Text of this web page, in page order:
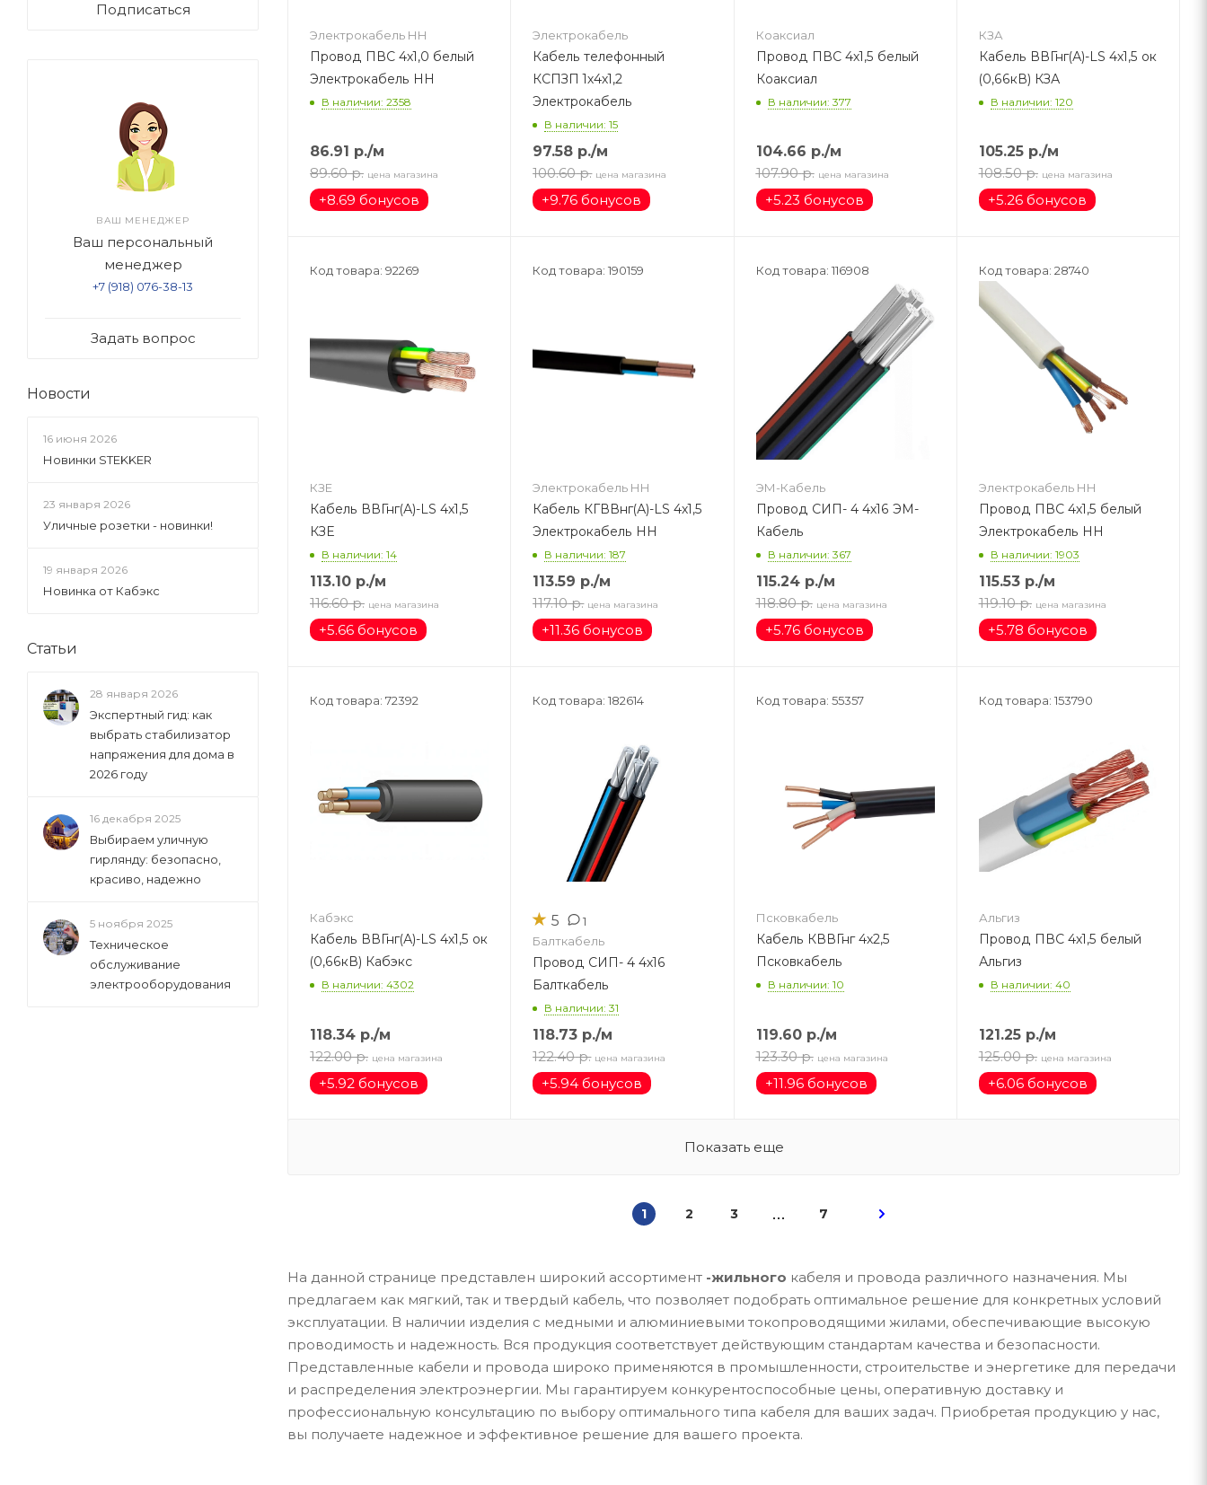
Электрокабель НН
Провод ПВС 4х1,0 белый
Электрокабель НН
В наличии: 2358
86.91 р./м
89.60 р. цена магазина
+8.69 бонусов
Электрокабель
Кабель телефонный
КСПЗП 1х4х1,2
Электрокабель
В наличии: 15
97.58 р./м
100.60 р. цена магазина
+9.76 бонусов
Коаксиал
Провод ПВС 4х1,5 белый
Коаксиал
В наличии: 377
104.66 р./м
107.90 р. цена магазина
+5.23 бонусов
КЗА
Кабель ВВГнг(А)-LS 4х1,5 ок
(0,66кВ) КЗА
В наличии: 120
105.25р./м
108.50 р. цена магазина
+5.26 бонусов
Код товара: 92269
КЗЕ
Кабель ВВГнг(А)-LS 4х1,5
КЗЕ
В наличии: 14
113.10 р./м
116.60 р. цена магазина
+5.66 бонусов
Код товара: 190159
Электрокабель НН
Кабель КГВВнг(А)-LS 4х1,5
Электрокабель НН
В наличии: 187
113.59 р./м
117.10 р. цена магазина
+11.36 бонусов
Код товара: 116908
ЭМ-Кабель
Провод СИП- 4 4х16 ЭМ-
Кабель
В наличии: 367
115.24р./м
118.80 р. цена магазина
+5.76 бонусов
Код товара: 28740
Электрокабель НН
Провод ПВС 4х1,5 белый
Электрокабель НН
В наличии: 1903
115.53р./м
119.10 р. цена магазина
+5.78 бонусов
Код товара: 72392
Кабэкс
Кабель ВВГнг(А)-LS 4х1,5 ок
(0,66кВ) Кабэкс
В наличии: 4302
118.34 р./м
122.00 р. цена магазина
+5.92 бонусов
Код товара: 182614
★ 5 1
Балткабель
Провод СИП- 4 4х16
Балткабель
В наличии: 31
118.73 р./м
122.40 р. цена магазина
+5.94 бонусов
Код товара: 55357
Псковкабель
Кабель КВВГнг 4х2,5
Псковкабель
В наличии: 10
119.60р./м
123.30 р. цена магазина
+11.96 бонусов
Код товара: 153790
Альгиз
Провод ПВС 4х1,5 белый
Альгиз
В наличии: 40
121.25р./м
125.00 р. цена магазина
+6.06 бонусов
Показать еще
1 2 3 7
На данной странице представлен широкий ассортимент -жильного кабеля и провода различного назначения. Мы
предлагаем как мягкий, так и твердый кабель, что позволяет подобрать оптимальное решение для конкретных условий
эксплуатации. В наличии изделия с медными и алюминиевыми токопроводящими жилами, обеспечивающие высокую
проводимость и надежность. Вся продукция соответствует действующим стандартам качества и безопасности.
Представленные кабели и провода широко применяются в промышленности, строительстве и энергетике для передачи
и распределения электроэнергии. Мы гарантируем конкурентоспособные цены, оперативную доставку и
профессиональную консультацию по выбору оптимального типа кабеля для ваших задач. Приобретая продукцию у нас,
вы получаете надежное и эффективное решение для вашего проекта.
Подписаться
ВАШ МЕНЕДЖЕР
Ваш персональный
менеджер
+7 (918) 076-38-13
Задать вопрос
Новости
16 июня 2026
Новинки STEKKER
23 января 2026
Уличные розетки - новинки!
19 января 2026
Новинка от Кабэкс
Статьи
28 января 2026
Экспертный гид: как
выбрать стабилизатор
напряжения для дома в
2026 году
16 декабря 2025
Выбираем уличную
гирлянду: безопасно,
красиво, надежно
5 ноября 2025
Техническое
обслуживание
электрооборудования